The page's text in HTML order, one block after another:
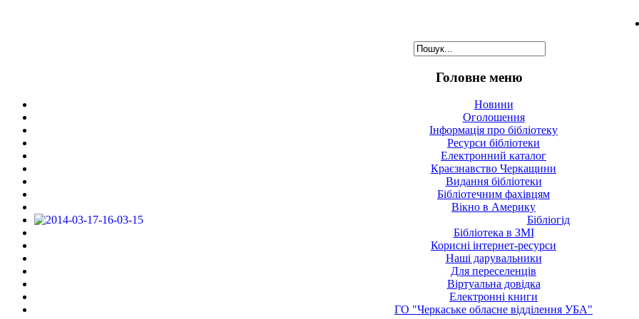
Головне меню
Новини
Оголошення
Інформація про бібліотеку
Ресурси бібліотеки
Електронний каталог
Краєзнавство Черкащини
Видання бібліотеки
Бібліотечним фахівцям
Вікно в Америку
Бібліогід
Бібліотека в ЗМІ
Корисні інтернет-ресурси
Наші дарувальники
Для переселенців
Віртуальна довідка
Електронні книги
ГО "Черкаське обласне відділення УБА"